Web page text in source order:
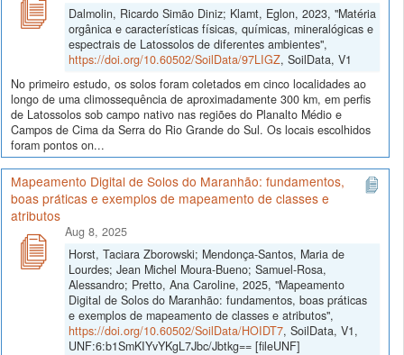
Dalmolin, Ricardo Simão Diniz; Klamt, Eglon, 2023, "Matéria
orgânica e características físicas, químicas, mineralógicas e
espectrais de Latossolos de diferentes ambientes",
https://doi.org/10.60502/SoilData/97LIGZ, SoilData, V1
No primeiro estudo, os solos foram coletados em cinco localidades ao
longo de uma climossequência de aproximadamente 300 km, em perfis
de Latossolos sob campo nativo nas regiões do Planalto Médio e
Campos de Cima da Serra do Rio Grande do Sul. Os locais escolhidos
foram pontos on...
Mapeamento Digital de Solos do Maranhão: fundamentos,
boas práticas e exemplos de mapeamento de classes e
atributos
Aug 8, 2025
Horst, Taciara Zborowski; Mendonça-Santos, Maria de
Lourdes; Jean Michel Moura-Bueno; Samuel-Rosa,
Alessandro; Pretto, Ana Caroline, 2025, "Mapeamento
Digital de Solos do Maranhão: fundamentos, boas práticas
e exemplos de mapeamento de classes e atributos",
https://doi.org/10.60502/SoilData/HOIDT7, SoilData, V1,
UNF:6:b1SmKIYvYKgL7Jbc/Jbtkg== [fileUNF]